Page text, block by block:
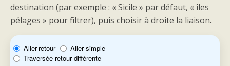
destination (par exemple : « Sicile » par défaut, « îles
pélages » pour filtrer), puis choisir à droite la liaison.